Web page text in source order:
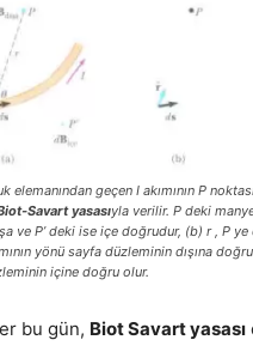
elemanından geçen I akımının P
Savart yasasıyla verilir. P deki
ve P’ deki ise içe doğrudur, (b) r , P
yönü sayfa düzleminin dışına
içine doğru olur.
bu gün, Biot Savart yasası